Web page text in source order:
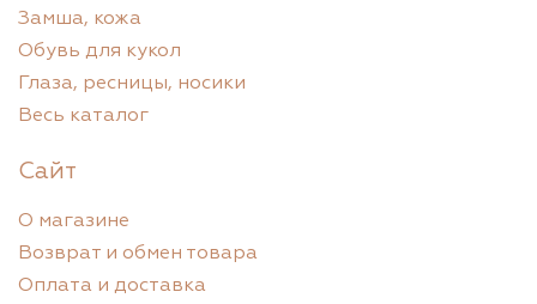
Замша, кожа
Обувь для кукол
Глаза, ресницы, носики
Весь каталог
Сайт
О магазине
Возврат и обмен товара
Оплата и доставка